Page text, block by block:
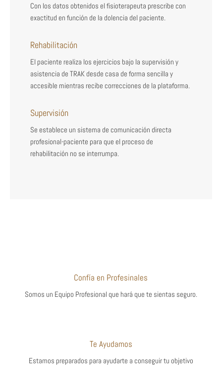
Con los datos obtenidos el fisioterapeuta prescribe con
exactitud en función de la dolencia del paciente.
Rehabilitación
El paciente realiza los ejercicios bajo la supervisión y
asistencia de TRAK desde casa de forma sencilla y
accesible mientras recibe correcciones de la plataforma.
Supervisión
Se establece un sistema de comunicación directa
profesional-paciente para que el proceso de
rehabilitación no se interrumpa.
Confía en Profesinales
Somos un Equipo Profesional que hará que te sientas seguro.
Te Ayudamos
Estamos preparados para ayudarte a conseguir tu objetivo